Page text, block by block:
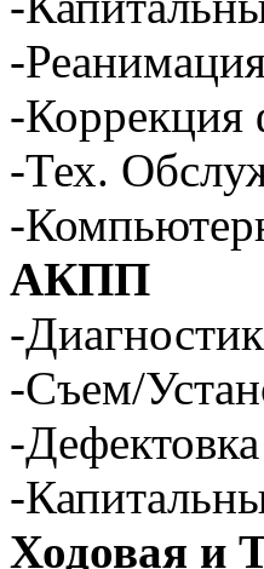
-
-
-Тех.
-
АКПП
-
-Съем/
-
-
Ходовая и